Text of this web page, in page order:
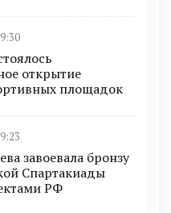
открытие
площадок
завоевала бронзу
Спартакиады
РФ